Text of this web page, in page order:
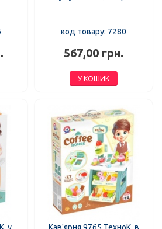
код товару: 7280
567,00 грн.
У КОШИК